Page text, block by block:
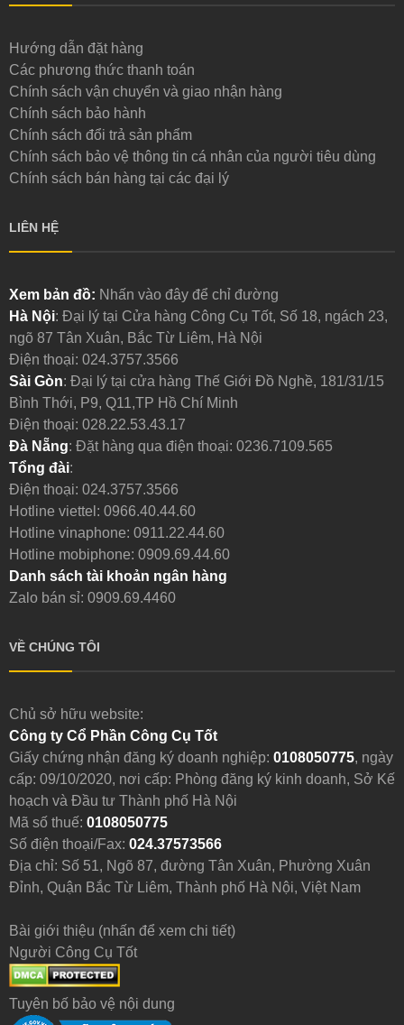
Hướng dẫn đặt hàng
Các phương thức thanh toán
Chính sách vận chuyển và giao nhận hàng
Chính sách bảo hành
Chính sách đổi trả sản phẩm
Chính sách bảo vệ thông tin cá nhân của người tiêu dùng
Chính sách bán hàng tại các đại lý
LIÊN HỆ
Xem bản đồ: Nhấn vào đây để chỉ đường
Hà Nội: Đại lý tại Cửa hàng Công Cụ Tốt, Số 18, ngách 23,
ngõ 87 Tân Xuân, Bắc Từ Liêm, Hà Nội
Điện thoại: 024.3757.3566
Sài Gòn: Đại lý tại cửa hàng Thế Giới Đồ Nghề, 181/31/15
Bình Thới, P9, Q11,TP Hồ Chí Minh
Điện thoại: 028.22.53.43.17
Đà Nẵng: Đặt hàng qua điện thoại: 0236.7109.565
Tổng đài:
Điện thoại: 024.3757.3566
Hotline viettel: 0966.40.44.60
Hotline vinaphone: 0911.22.44.60
Hotline mobiphone: 0909.69.44.60
Danh sách tài khoản ngân hàng
Zalo bán sỉ: 0909.69.4460
VỀ CHÚNG TÔI
Chủ sở hữu website:
Công ty Cổ Phần Công Cụ Tốt
Giấy chứng nhận đăng ký doanh nghiệp: 0108050775, ngày
cấp: 09/10/2020, nơi cấp: Phòng đăng ký kinh doanh, Sở Kế
hoạch và Đầu tư Thành phố Hà Nội
Mã số thuế: 0108050775
Số điện thoại/Fax: 024.37573566
Địa chỉ: Số 51, Ngõ 87, đường Tân Xuân, Phường Xuân
Đỉnh, Quận Bắc Từ Liêm, Thành phố Hà Nội, Việt Nam
Bài giới thiệu (nhấn để xem chi tiết)
Người Công Cụ Tốt
Tuyên bố bảo vệ nội dung